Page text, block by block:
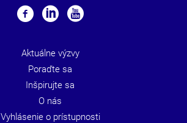
Aktuálne výzvy
Poraďte sa
Inšpirujte sa
O nás
Vyhlásenie o prístupnosti